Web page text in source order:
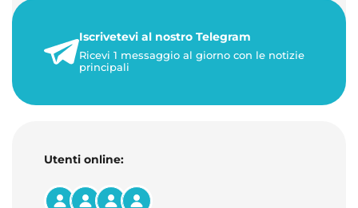
1 minuto di letturaIscrivetevi al nostro Telegram
Ricevi 1 messaggio al giorno con le notizie
principali
Utenti online: